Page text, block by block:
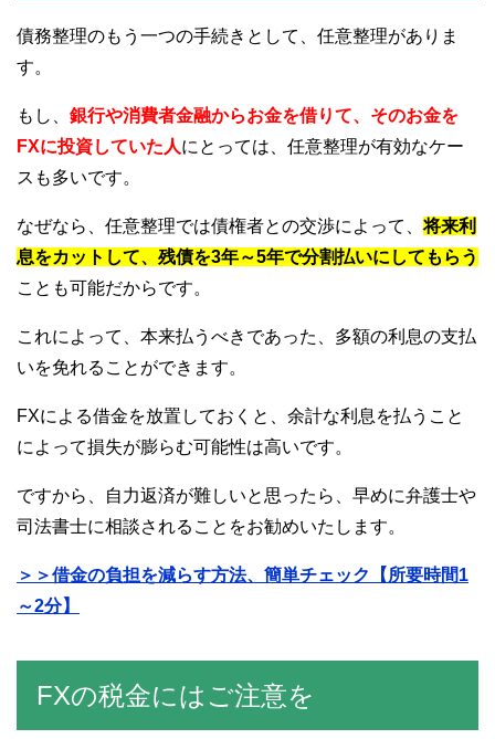
債務整理のもう一つの手続きとして、任意整理がありま
す。
もし、 銀行や消費者金融からお金を借りて、そのお金を
FXに投資していた人にとっては、任意整理が有効なケー
スも多いです。
なぜなら、任意整理では債権者との交渉によって、将来利
息をカットして、残債を3年～5年で分割払いにしてもらう
ことも可能だからです。
これによって、本来払うべきであった、多額の利息の支払
いを免れることができます。
FXによる借金を放置しておくと、余計な利息を払うこと
によって損失が膨らむ可能性は高いです。
ですから、自力返済が難しいと思ったら、早めに弁護士や
司法書士に相談されることをお勧めいたします。
＞＞借金の負担を減らす方法、簡単チェック【所要時間1
～2分】
FXの税金にはご注意を